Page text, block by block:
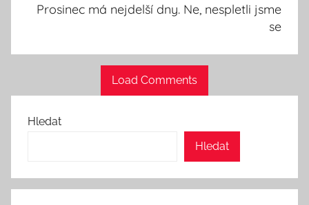
Prosinec má nejdelší dny. Ne, nespletli jsme
se
Load Comments
Hledat
Hledat